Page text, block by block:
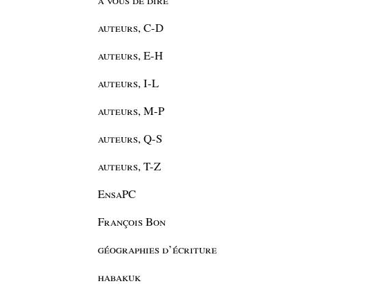
auteurs, C-D
auteurs, E-H
auteurs, I-L
auteurs, M-P
auteurs, Q-S
auteurs, T-Z
EnsaPC
François Bon
géographies d’écriture
habakuk